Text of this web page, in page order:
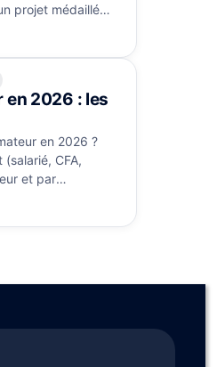
projet médaillé
en 2026 : les
en 2026 ?
CFA,
et par
pour progresser.